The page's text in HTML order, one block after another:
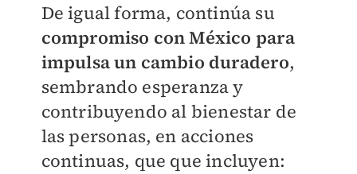
De igual forma, continúa su
compromiso con México para
impulsa un cambio duradero,
sembrando esperanza y
contribuyendo al bienestar de
las personas, en acciones
continuas, que que incluyen: